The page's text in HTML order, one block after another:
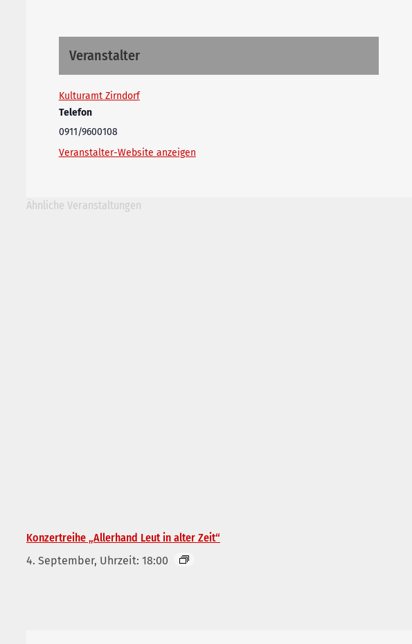
Veranstalter
Kulturamt Zirndorf
Telefon
0911/9600108
Veranstalter-Website anzeigen
Ähnliche Veranstaltungen
Konzertreihe „Allerhand Leut in alter Zeit“
4. September, Uhrzeit: 18:00